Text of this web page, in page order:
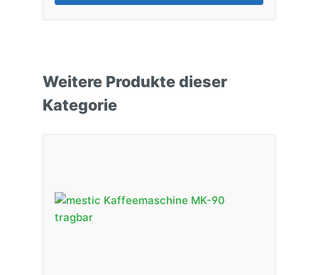
Weitere Produkte dieser
Kategorie